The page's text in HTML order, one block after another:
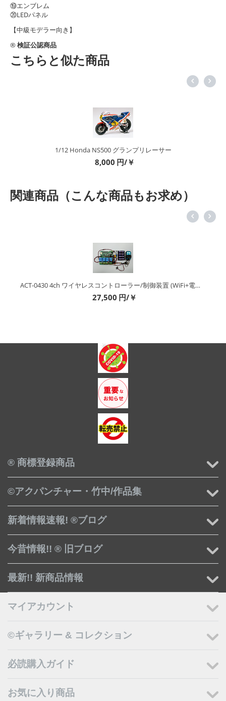
⑲エンブレム
⑳LEDパネル
【中級モデラー向き】
®検証公認商品
こちらと似た商品
1/12 Honda NS500 グランプリレーサー
8,000 円/￥
関連商品（こんな商品もお求め）
ACT-0430 4ch ワイヤレスコントローラー/制御装置 (WiFi+電波) (キット&完成品）
27,500 円/￥
® 商標登録商品
©アクパンチャー・竹中/作品集
新着情報速報! ®ブログ
今昔情報!! ® 旧ブログ
最新!! 新商品情報
マイアカウント
©ギャラリー & コレクション
必読購入ガイド
お気に入り商品